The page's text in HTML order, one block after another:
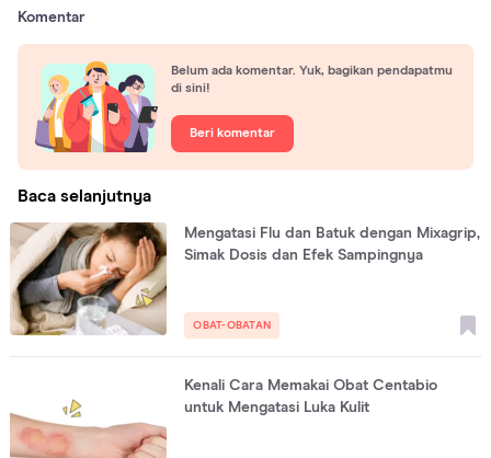
Komentar
Belum ada komentar. Yuk, bagikan pendapatmu
di sini!
Beri komentar
Baca selanjutnya
Mengatasi Flu dan Batuk dengan Mixagrip,
Simak Dosis dan Efek Sampingnya
OBAT-OBATAN
Kenali Cara Memakai Obat Centabio
untuk Mengatasi Luka Kulit